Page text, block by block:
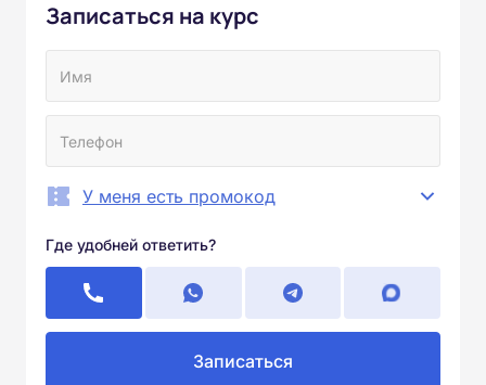
Записаться на курс
У меня есть промокод
Где удобней ответить?
Записаться